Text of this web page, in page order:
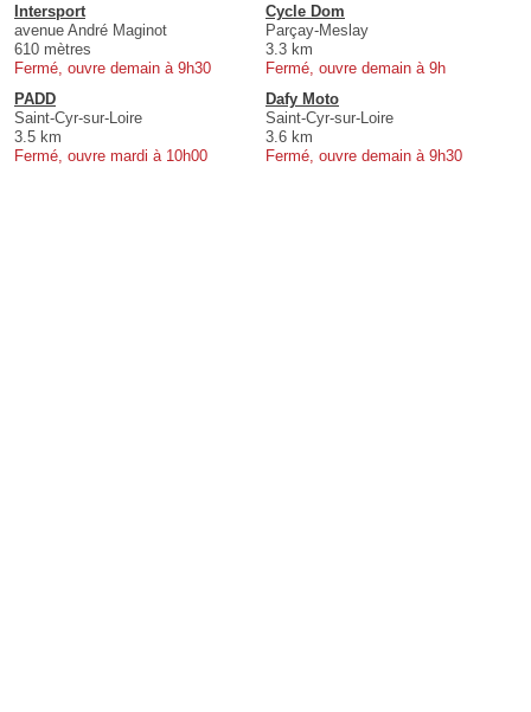
Intersport
avenue André Maginot
610 mètres
Fermé, ouvre demain à 9h30
Cycle Dom
Parçay-Meslay
3.3 km
Fermé, ouvre demain à 9h
PADD
Saint-Cyr-sur-Loire
3.5 km
Fermé, ouvre mardi à 10h00
Dafy Moto
Saint-Cyr-sur-Loire
3.6 km
Fermé, ouvre demain à 9h30